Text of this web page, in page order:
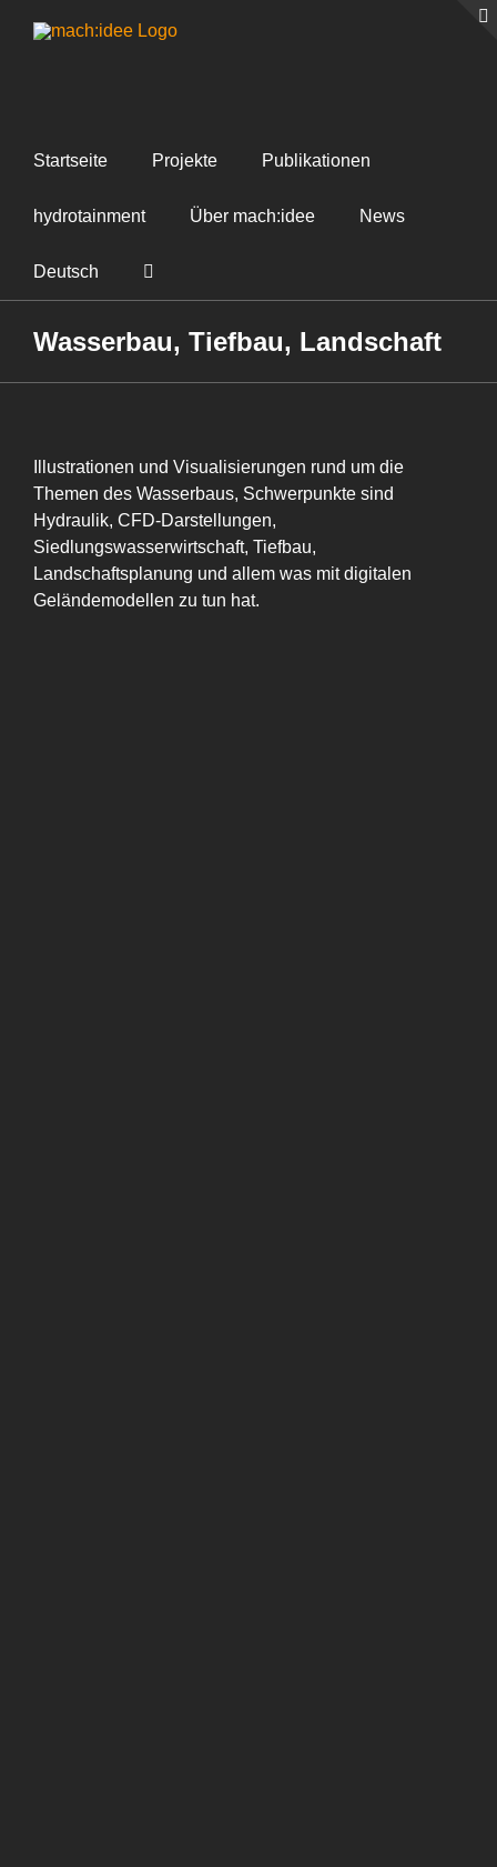
Inhalt
Startseite Projekte Publikationen
hydrotainment Über mach:idee News
Deutsch
Wasserbau, Tiefbau, Landschaft
Illustrationen und Visualisierungen rund um die
Themen des Wasserbaus, Schwerpunkte sind
Hydraulik, CFD-Darstellungen,
Siedlungswasserwirtschaft, Tiefbau,
Landschaftsplanung und allem was mit digitalen
Geländemodellen zu tun hat.